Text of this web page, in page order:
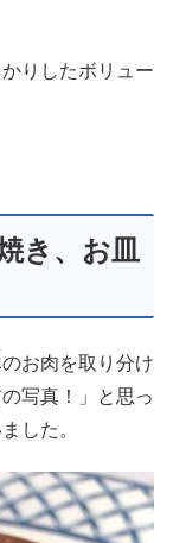
りしたボリュー
き、お皿
お肉を取り分け
写真！」と思っ
した。